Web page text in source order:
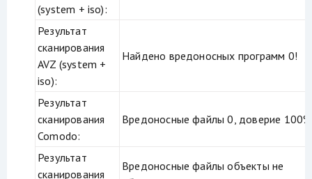
(system + iso):
Результат
сканирования
AVZ (system +
iso):
Найдено вредоносных программ 0!
Результат
сканирования
Comodo:
Вредоносные файлы 0, доверие 100%
Результат
сканирования
Вредоносные файлы объекты не